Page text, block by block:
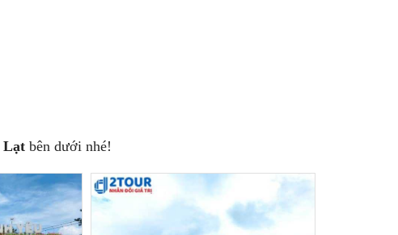
Lạtbên dưới nhé!